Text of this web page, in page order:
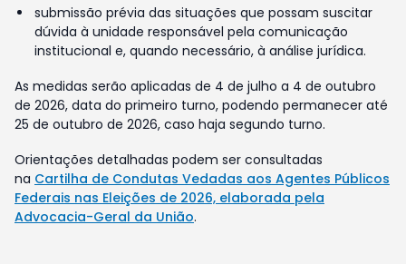
submissão prévia das situações que possam suscitar
dúvida à unidade responsável pela comunicação
institucional e, quando necessário, à análise jurídica.
As medidas serão aplicadas de 4 de julho a 4 de outubro
de 2026, data do primeiro turno, podendo permanecer até
25 de outubro de 2026, caso haja segundo turno.
Orientações detalhadas podem ser consultadas
na Cartilha de Condutas Vedadas aos Agentes Públicos
Federais nas Eleições de 2026, elaborada pela
Advocacia-Geral da União.